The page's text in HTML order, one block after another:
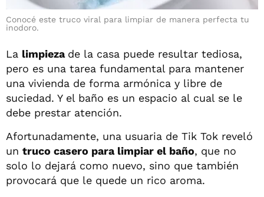
Conocé este truco viral para limpiar de manera perfecta tu
inodoro.
La limpieza de la casa puede resultar tediosa,
pero es una tarea fundamental para mantener
una vivienda de forma armónica y libre de
suciedad. Y el baño es un espacio al cual se le
debe prestar atención.
Afortunadamente, una usuaria de Tik Tok reveló
un truco casero para limpiar el baño, que no
solo lo dejará como nuevo, sino que también
provocará que le quede un rico aroma.